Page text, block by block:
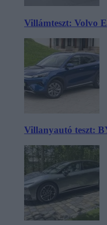
Villámteszt: Volvo
Villanyautó teszt: